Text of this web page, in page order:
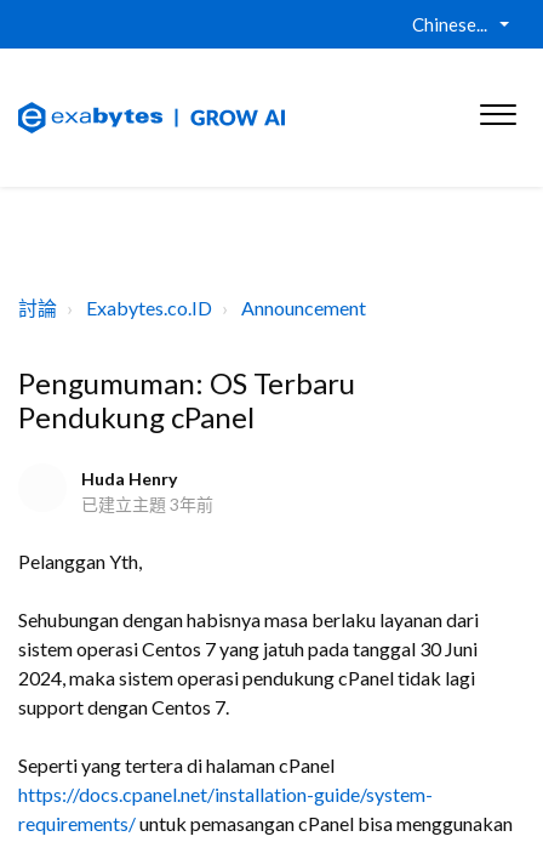
Chinese...
討論 Exabytes.co.ID Announcement
Pengumuman: OS Terbaru
Pendukung cPanel
Huda Henry
已建立主題 3年前
Pelanggan Yth,
Sehubungan dengan habisnya masa berlaku layanan dari
sistem operasi Centos 7 yang jatuh pada tanggal 30 Juni
2024, maka sistem operasi pendukung cPanel tidak lagi
support dengan Centos 7.
Seperti yang tertera di halaman cPanel
https://docs.cpanel.net/installation-guide/system-
requirements/untuk pemasangan cPanel bisa menggunakan